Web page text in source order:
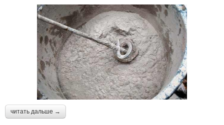
читать дальше →